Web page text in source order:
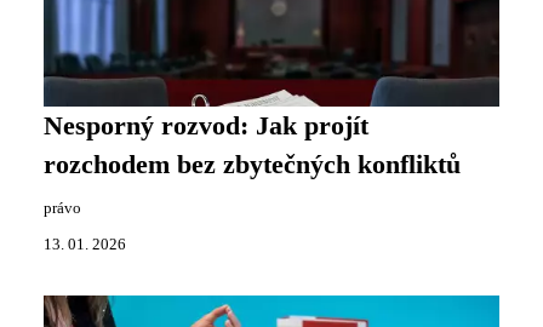
Nesporný rozvod: Jak projít
rozchodem bez zbytečných konfliktů
právo
13. 01. 2026